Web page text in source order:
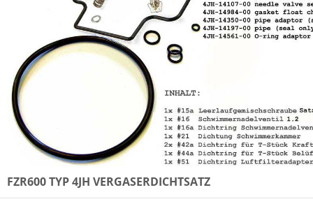
FZR600 TYP 4JH VERGASERDICHTSATZ